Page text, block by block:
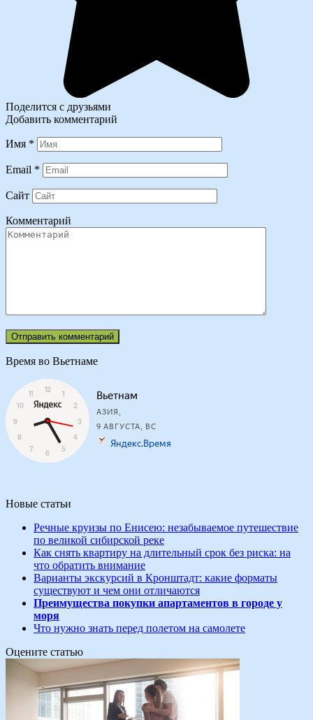
Поделится с друзьями
Добавить комментарий
Имя *
Email *
Сайт
Комментарий
Время во Вьетнаме
Новые статьи
Речные круизы по Енисею: незабываемое путешествие
по великой сибирской реке
Как снять квартиру на длительный срок без риска: на
что обратить внимание
Варианты экскурсий в Кронштадт: какие форматы
существуют и чем они отличаются
Преимущества покупки апартаментов в городе у
моря
Что нужно знать перед полетом на самолете
Оцените статью